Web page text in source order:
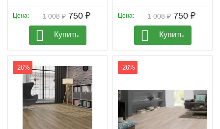
1 008 ₽
Цена: 750 ₽
Купить
1 008 ₽
Цена: 750 ₽
Купить
-26% -26%